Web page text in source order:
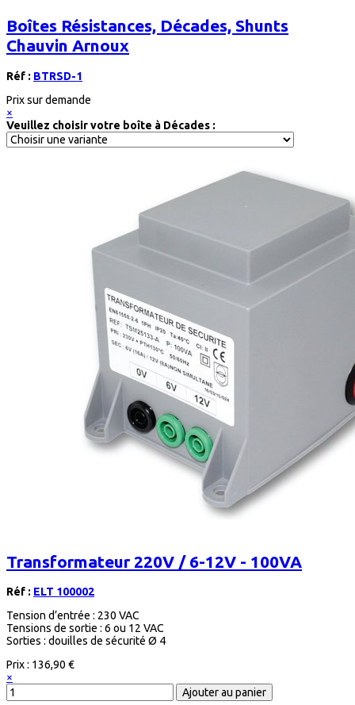
Boîtes Résistances, Décades, Shunts
Chauvin Arnoux
Réf : BTRSD-1
Prix sur demande
×
Veuillez choisir votre boîte à Décades :
Transformateur 220V / 6-12V - 100VA
Réf : ELT 100002
Tension d’entrée : 230 VAC
Tensions de sortie : 6 ou 12 VAC
Sorties : douilles de sécurité Ø 4
Prix : 136,90 €
×